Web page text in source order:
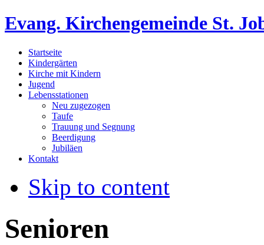
Evang. Kirchengemeinde St.
Startseite
Kindergärten
Kirche mit Kindern
Jugend
Lebensstationen
Neu zugezogen
Taufe
Trauung und Segnung
Beerdigung
Jubiläen
Kontakt
Skip to content
Senioren